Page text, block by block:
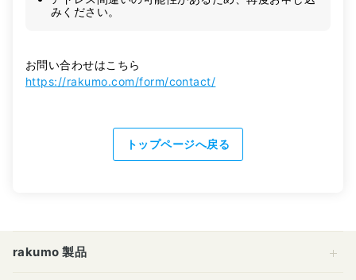
みください。
お問い合わせはこちら
https://rakumo.com/form/contact/
トップページへ戻る
rakumo 製品